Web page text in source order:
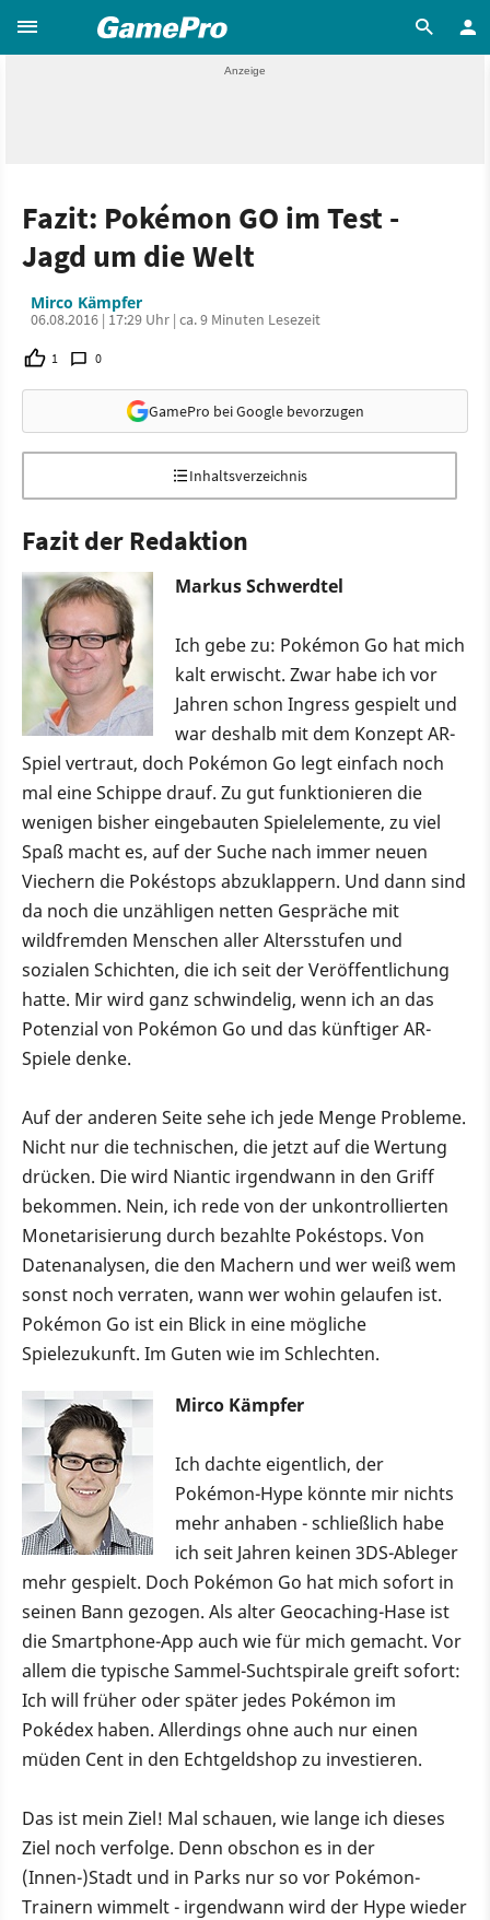
Fazit: Pokémon GO im Test -
Jagd um die Welt
Mirco Kämpfer
06.08.2016 | 17:29 Uhr | ca. 9 Minuten Lesezeit
1 0
GamePro bei Google bevorzugen
Inhaltsverzeichnis
Fazit der Redaktion
Markus Schwerdtel
Ich gebe zu: Pokémon Go hat mich
kalt erwischt. Zwar habe ich vor
Jahren schon Ingress gespielt und
war deshalb mit dem Konzept AR-
Spiel vertraut, doch Pokémon Go legt einfach noch
mal eine Schippe drauf. Zu gut funktionieren die
wenigen bisher eingebauten Spielelemente, zu viel
Spaß macht es, auf der Suche nach immer neuen
Viechern die Pokéstops abzuklappern. Und dann sind
da noch die unzähligen netten Gespräche mit
wildfremden Menschen aller Altersstufen und
sozialen Schichten, die ich seit der Veröffentlichung
hatte. Mir wird ganz schwindelig, wenn ich an das
Potenzial von Pokémon Go und das künftiger AR-
Spiele denke.
Auf der anderen Seite sehe ich jede Menge Probleme.
Nicht nur die technischen, die jetzt auf die Wertung
drücken. Die wird Niantic irgendwann in den Griff
bekommen. Nein, ich rede von der unkontrollierten
Monetarisierung durch bezahlte Pokéstops. Von
Datenanalysen, die den Machern und wer weiß wem
sonst noch verraten, wann wer wohin gelaufen ist.
Pokémon Go ist ein Blick in eine mögliche
Spielezukunft. Im Guten wie im Schlechten.
Mirco Kämpfer
Ich dachte eigentlich, der
Pokémon-Hype könnte mir nichts
mehr anhaben - schließlich habe
ich seit Jahren keinen 3DS-Ableger
mehr gespielt. Doch Pokémon Go hat mich sofort in
seinen Bann gezogen. Als alter Geocaching-Hase ist
die Smartphone-App auch wie für mich gemacht. Vor
allem die typische Sammel-Suchtspirale greift sofort:
Ich will früher oder später jedes Pokémon im
Pokédex haben. Allerdings ohne auch nur einen
müden Cent in den Echtgeldshop zu investieren.
Das ist mein Ziel! Mal schauen, wie lange ich dieses
Ziel noch verfolge. Denn obschon es in der
(Innen-)Stadt und in Parks nur so vor Pokémon-
Trainern wimmelt - irgendwann wird der Hype wieder